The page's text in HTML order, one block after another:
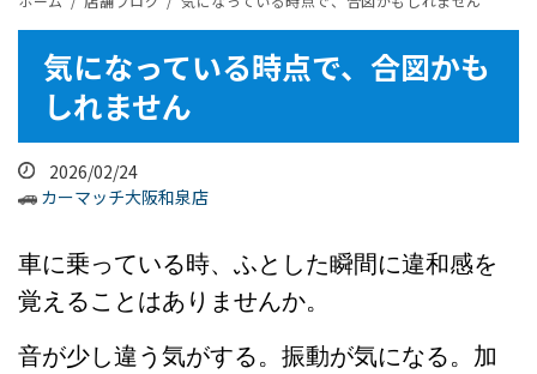
気になっている時点で、合図かも
しれません
2026/02/24
カーマッチ大阪和泉店
車に乗っている時、ふとした瞬間に違和感を
覚えることはありませんか。
音が少し違う気がする。振動が気になる。加